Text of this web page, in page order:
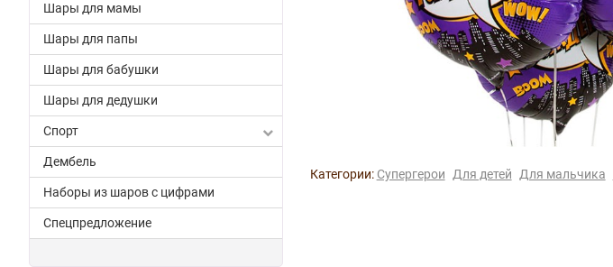
Шары для мамы
Шары для папы
Шары для бабушки
Шары для дедушки
Спорт
Дембель
Наборы из шаров с цифрами
Спецпредложение
Категории: Супергерои Для детей Для мальчика